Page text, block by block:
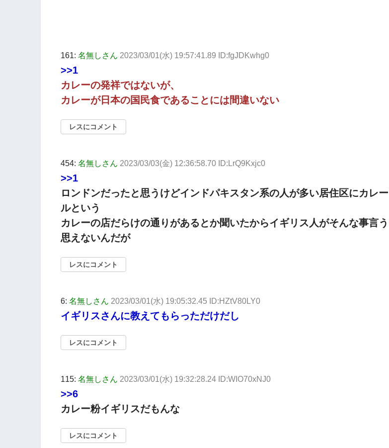
161: 名無しさん 2023/03/01(水) 19:57:41.89 ID:fgJDKwhg0
>>1
カレーの発祥ではないが、
カレーが日本の国民食であることには間違いない
レスにコメント
454: 名無しさん 2023/03/03(金) 12:36:58.70 ID:LrQ9Kxjc0
>>1
ロンドンだったと思うけどインドパキスタン系の人が多い居住区にカレ
ルという
カレーの店だらけの通りがあるとか聞いたからイギリス人がそんな事言
思えないんだが
レスにコメント
6: 名無しさん 2023/03/01(水) 19:05:32.45 ID:HZtV80LY0
イギリスさんに教えてもらっただけだし
レスにコメント
115: 名無しさん 2023/03/01(水) 19:32:28.24 ID:WIO70xNJ0
>>6
カレー粉イギリスだもんな
レスにコメント